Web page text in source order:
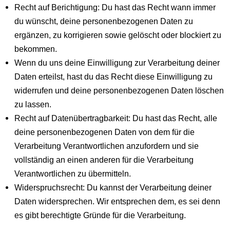
Recht auf Berichtigung: Du hast das Recht wann immer
du wünscht, deine personenbezogenen Daten zu
ergänzen, zu korrigieren sowie gelöscht oder blockiert zu
bekommen.
Wenn du uns deine Einwilligung zur Verarbeitung deiner
Daten erteilst, hast du das Recht diese Einwilligung zu
widerrufen und deine personenbezogenen Daten löschen
zu lassen.
Recht auf Datenübertragbarkeit: Du hast das Recht, alle
deine personenbezogenen Daten von dem für die
Verarbeitung Verantwortlichen anzufordern und sie
vollständig an einen anderen für die Verarbeitung
Verantwortlichen zu übermitteln.
Widerspruchsrecht: Du kannst der Verarbeitung deiner
Daten widersprechen. Wir entsprechen dem, es sei denn
es gibt berechtigte Gründe für die Verarbeitung.